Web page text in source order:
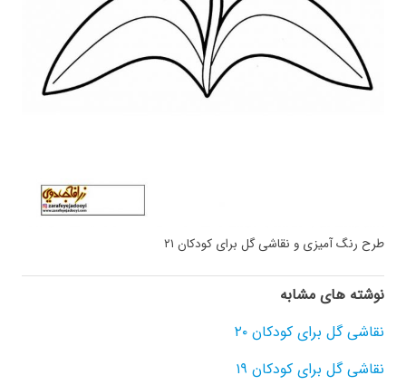
طرح رنگ آمیزی و نقاشی گل برای کودکان ۲۱
نوشته های مشابه
نقاشی گل برای کودکان ۲۰
نقاشی گل برای کودکان ۱۹